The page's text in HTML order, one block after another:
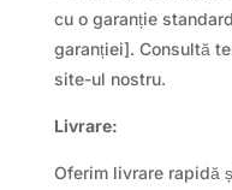
cu o garanție
garanției]. Consultă
site-ul nostru.
Livrare:
Oferim livrare rapidă